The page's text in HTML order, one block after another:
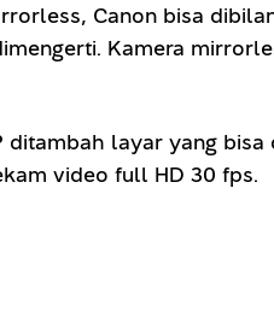
Canon bisa
Kamera
ditambah layar yang
video full HD 30 fps.